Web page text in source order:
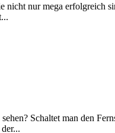
nicht nur mega
Schaltet man den